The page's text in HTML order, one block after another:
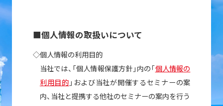
■個人情報の取扱いについて
◇個人情報の利用目的
当社では、「個人情報保護方針」内の「個人情報の
利用目的 」および当社が開催するセミナーの案
内、当社と提携する他社のセミナーの案内を行う